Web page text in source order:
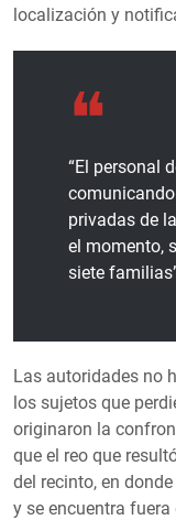
localización y
“El personal
privadas de
el momento,
siete
Las autoridades no
los sujetos que
originaron la
que el reo que
del recinto, en
y se encuentra fuera